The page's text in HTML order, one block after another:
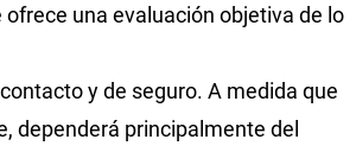
una evaluación objetiva de lo
y de seguro. A medida que
dependerá principalmente del